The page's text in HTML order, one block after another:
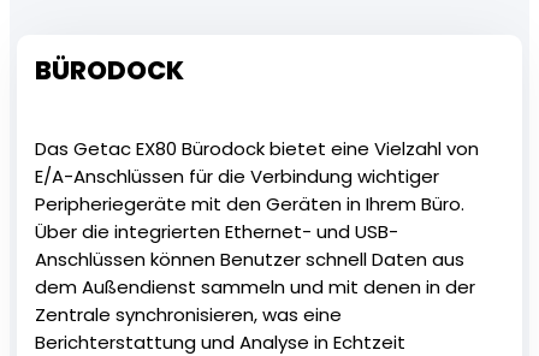
BÜRODOCK
Das Getac EX80 Bürodock bietet eine Vielzahl von
E/A-Anschlüssen für die Verbindung wichtiger
Peripheriegeräte mit den Geräten in Ihrem Büro.
Über die integrierten Ethernet- und USB-
Anschlüssen können Benutzer schnell Daten aus
dem Außendienst sammeln und mit denen in der
Zentrale synchronisieren, was eine
Berichterstattung und Analyse in Echtzeit